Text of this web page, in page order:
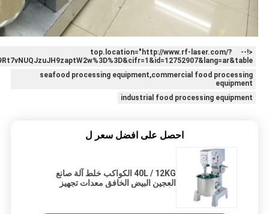
<!-- top.location="http://www.rf-laser.com/?
seafood processing equipment,commercial food processing
equipment
industrial food processing equipment
احصل على افضل سعر ل
40L / 12KG الكواكب خلط آلة صانع
العجين البيض الخافق معدات تجهيز